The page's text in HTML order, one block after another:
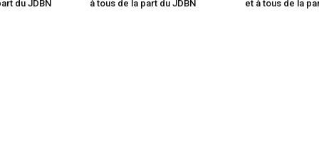
du JDBN à tous de la part du JDBN et à tous de la